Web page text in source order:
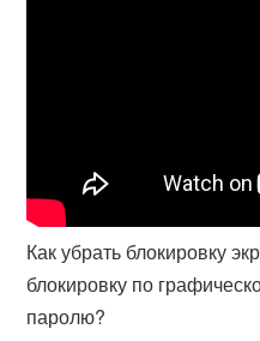
Как убрать блокировку
блокировку по
паролю?